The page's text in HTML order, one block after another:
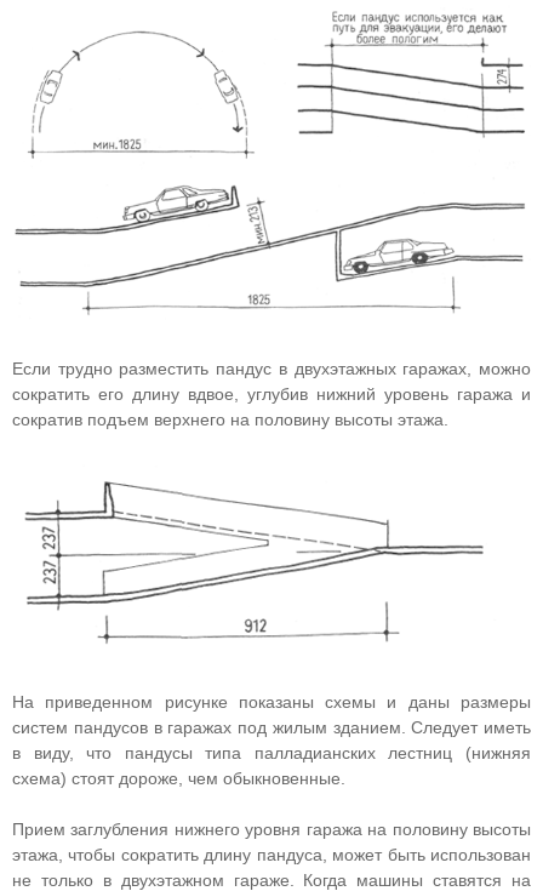
Если трудно разместить пандус в двухэтажных гаражах, можно
сократить его длину вдвое, углубив нижний уровень гаража и
сократив подъем верхнего на половину высоты этажа.
На приведенном рисунке показаны схемы и даны размеры
систем пандусов в гаражах под жилым зданием. Следует иметь
в виду, что пандусы типа палладианских лестниц (нижняя
схема) стоят дороже, чем обыкновенные.
Прием заглубления нижнего уровня гаража на половину высоты
этажа, чтобы сократить длину пандуса, может быть использован
не только в двухэтажном гараже. Когда машины ставятся на